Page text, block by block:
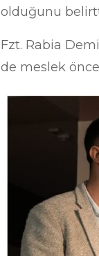
olduğunu
Fzt. Rabia
de meslek